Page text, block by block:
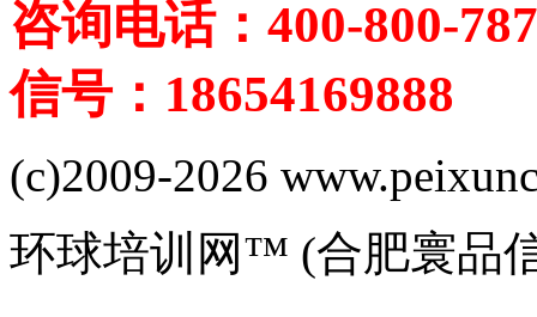
咨询电话：400-800-
信号：18654169888
(c)2009-2026
环球培训网™ (合肥寰品